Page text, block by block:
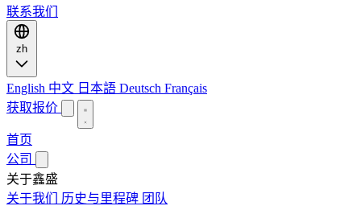
联系我们
zh
English 中文 日本語 Deutsch Français
获取报价
首页
公司
关于鑫盛
关于我们 历史与里程碑 团队